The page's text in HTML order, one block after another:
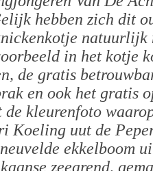
hebben zich dit
natuurlijk
in het kotje
de gratis
en ook het gratis
de kleurenfoto
Koeling uut de
ekkelboom
zeearend,